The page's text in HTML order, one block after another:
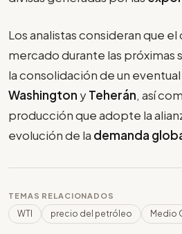
Los analistas consideran que
mercado durante las próximas
la consolidación de un
Washington yTeherán, así
producción que adopte la
evolución de la demanda
TEMAS RELACIONADOS
WTI precio del petróleo Medio